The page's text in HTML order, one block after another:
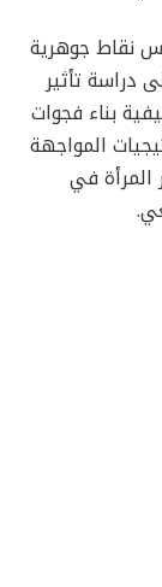
نقاط جوهرية
دراسة تأثير
بناء فجوات
المواجهة
المرأة في